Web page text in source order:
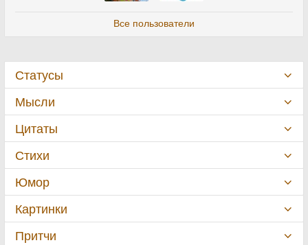
Все пользователи
Статусы
Мысли
Цитаты
Стихи
Юмор
Картинки
Притчи